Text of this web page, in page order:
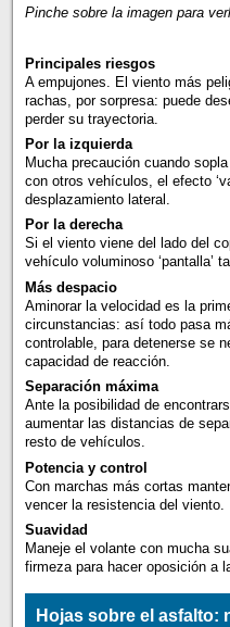
Pinche sobre la imagen para
Principales riesgos
A empujones. El viento más
rachas, por sorpresa: puede
perder su trayectoria.
Por la izquierda
Mucha precaución cuando
con otros vehículos, el efecto
desplazamiento lateral.
Por la derecha
Si el viento viene del lado del
vehículo voluminoso ‘pantalla’
Más despacio
Aminorar la velocidad es la
circunstancias: así todo pasa
controlable, para detenerse se
capacidad de reacción.
Separación máxima
Ante la posibilidad de
aumentar las distancias de
resto de vehículos.
Potencia y control
Con marchas más cortas
vencer la resistencia del viento.
Suavidad
Maneje el volante con mucha
firmeza para hacer oposición a
Hojas sobre el asfalto: